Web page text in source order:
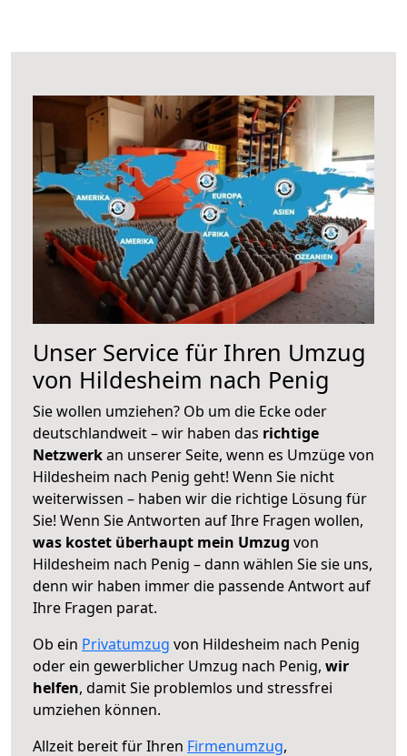
Unser Service für Ihren Umzug
von Hildesheim nach Penig
Sie wollen umziehen? Ob um die Ecke oder
deutschlandweit – wir haben das richtige
Netzwerkan unserer Seite, wenn es Umzüge von
Hildesheim nach Penig geht! Wenn Sie nicht
weiterwissen – haben wir die richtige Lösung für
Sie! Wenn Sie Antworten auf Ihre Fragen wollen,
was kostet überhaupt mein Umzug von
Hildesheim nach Penig – dann wählen Sie sie uns,
denn wir haben immer die passende Antwort auf
Ihre Fragen parat.
Ob ein Privatumzug von Hildesheim nach Penig
oder ein gewerblicher Umzug nach Penig, wir
helfen, damit Sie problemlos und stressfrei
umziehen können.
Allzeit bereit für Ihren Firmenumzug,